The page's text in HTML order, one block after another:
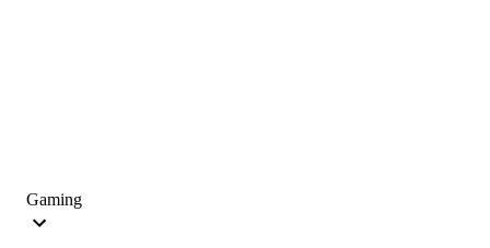
Gaming